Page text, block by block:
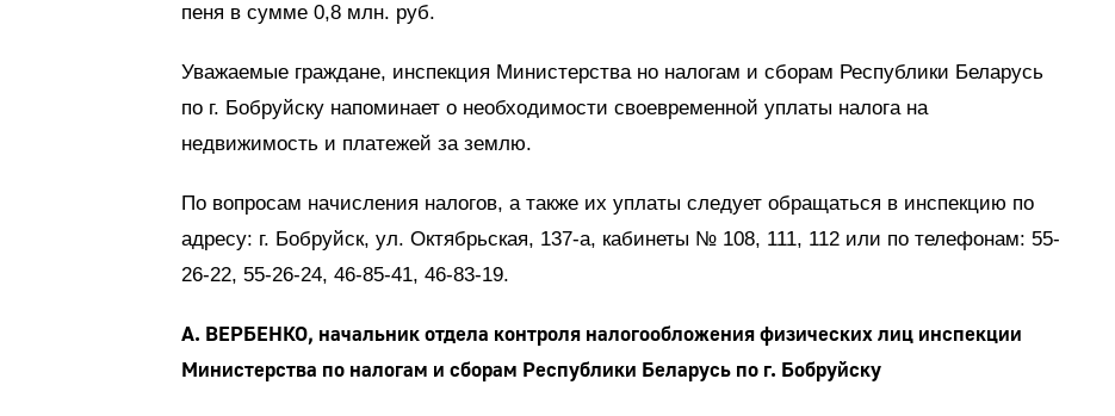
пеня в сумме 0,8 млн. руб.
Уважаемые граждане, инспекция Министерства но налогам и сборам Республики Беларусь
по г. Бобруйску напоминает о необходимости своевременной уплаты налога на
недвижимость и платежей за землю.
По вопросам начисления налогов, а также их уплаты следует обращаться в инспекцию по
адресу: г. Бобруйск, ул. Октябрьская, 137-а, кабинеты № 108, 111, 112 или по телефонам: 55-
26-22, 55-26-24, 46-85-41, 46-83-19.
А. ВЕРБЕНКО, начальник отдела контроля налогообложения физических лиц инспекции
Министерства по налогам и сборам Республики Беларусь по г. Бобруйску